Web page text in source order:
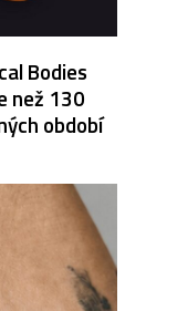
Bodies
než 130
období